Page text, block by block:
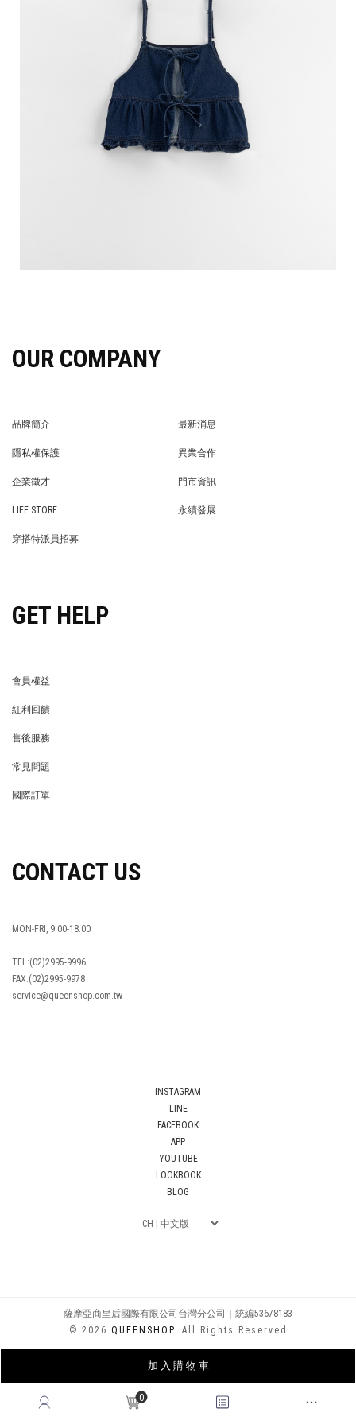
0
加 入 購 物 車
OUR COMPANY
品牌簡介
最新消息
隱私權保護
異業合作
企業徵才
門市資訊
LIFE STORE
永續發展
穿搭特派員招募
GET HELP
會員權益
紅利回饋
售後服務
常見問題
國際訂單
CONTACT US
MON-FRI, 9:00-18:00
TEL:(02)2995-9996
FAX:(02)2995-9978
service@queenshop.com.tw
INSTAGRAM
LINE
FACEBOOK
APP
YOUTUBE
LOOKBOOK
BLOG
薩摩亞商皇后國際有限公司台灣分公司｜統編53678183
© 2026 QUEENSHOP. All Rights Reserved